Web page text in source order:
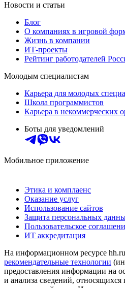
Новости и статьи
Блог
О компаниях в игровой
Жизнь в компании
ИТ-проекты
Рейтинг работодателей
Молодым специалистам
Карьера для молодых
Школа программистов
Карьера в некоммерческих
Боты для уведомлений
Мобильное приложение
Этика и комплаенс
Оказание услуг
Использование сайтов
Защита персональных
Пользовательское
ИТ аккредитация
На информационном ресурсе hh.ru
рекомендательные технологии
предоставления информации на
и анализа сведений,